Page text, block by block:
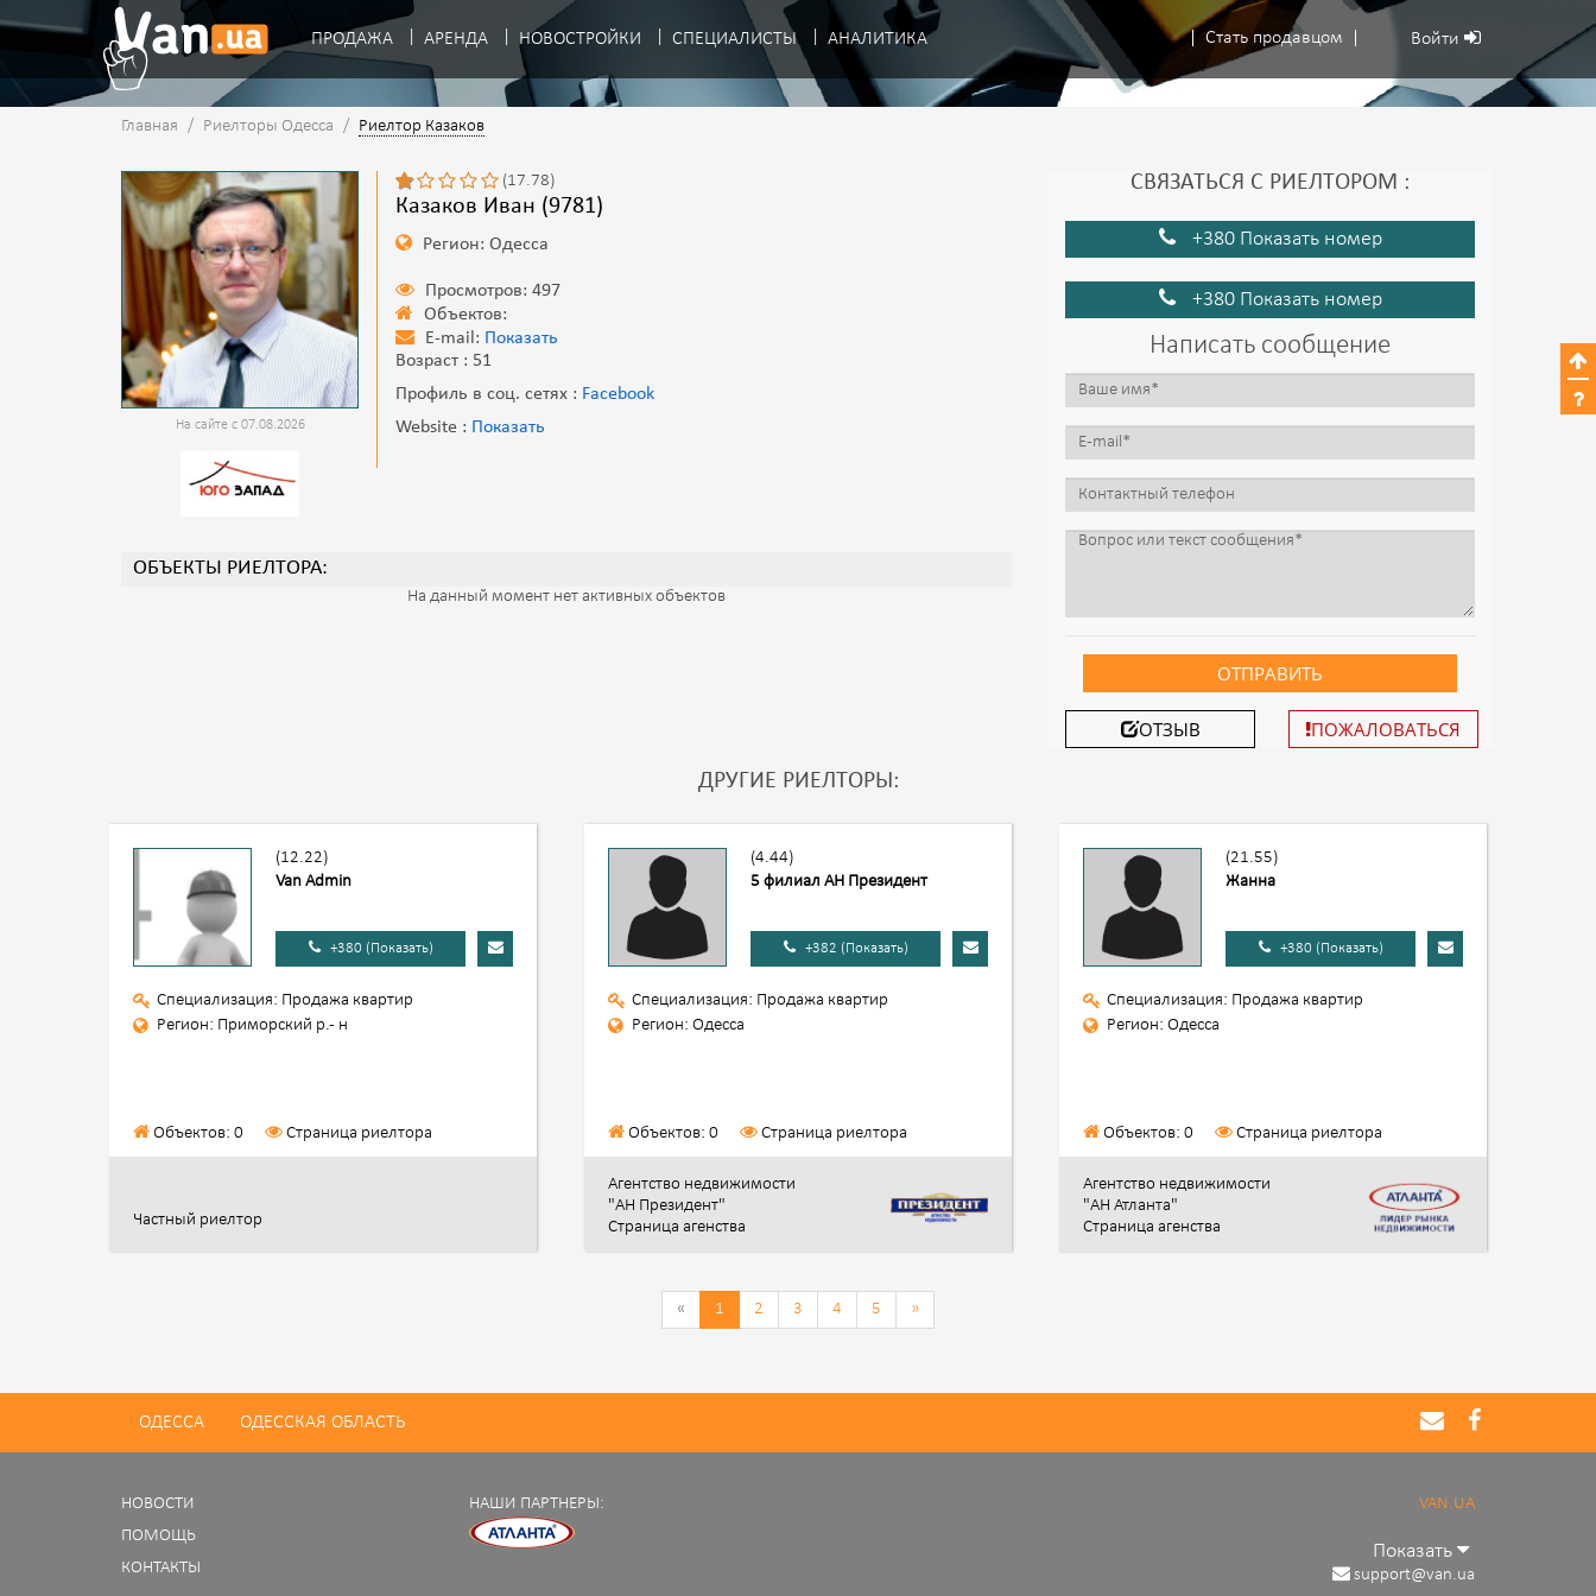
Стать продавцом Войти
ПРОДАЖА АРЕНДА НОВОСТРОЙКИ СПЕЦИАЛИСТЫ АНАЛИТИКА
Главная / Риелторы Одесса / Риелтор Казаков
На сайте с 07.08.2026
(17.78)
Казаков Иван (9781)
Регион: Одесса
Просмотров: 497
Объектов:
E-mail: Показать
Возраст : 51
Профиль в соц. сетях : Facebook
Website : Показать
ОБЪЕКТЫ РИЕЛТОРА:
На данный момент нет активных объектов
СВЯЗАТЬСЯ С РИЕЛТОРОМ :
+380 Показать номер
+380 Показать номер
Написать сообщение
ОТПРАВИТЬ
ОТЗЫВ ПОЖАЛОВАТЬСЯ
ДРУГИЕ РИЕЛТОРЫ:
(12.22)
Van Admin
+380 (Показать)
Специализация: Продажа квартир
Регион: Приморский р.- н
Объектов: 0 Страница риелтора
Частный риелтор
(4.44)
5 филиал АН Президент
+382 (Показать)
Специализация: Продажа квартир
Регион: Одесса
Объектов: 0 Страница риелтора
Агентство недвижимости
"АН Президент"
Страница агенства
(21.55)
Жанна
+380 (Показать)
Специализация: Продажа квартир
Регион: Одесса
Объектов: 0 Страница риелтора
Агентство недвижимости
"АН Атланта"
Страница агенства
« 1 2 3 4 5 »
ОДЕССА ОДЕССКАЯ ОБЛАСТЬ
НОВОСТИ
ПОМОЩЬ
КОНТАКТЫ
НАШИ ПАРТНЕРЫ: VAN.UA
Показать
support@van.ua